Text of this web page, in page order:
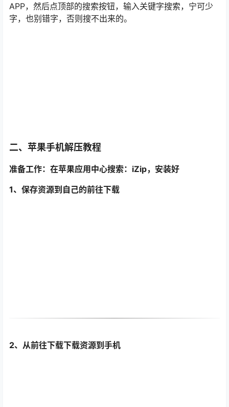
APP，然后点顶部的搜索按钮，输入关键字搜索，宁可少
字，也别错字，否则搜不出来的。
二、苹果手机解压教程
准备工作：在苹果应用中心搜索：iZip，安装好
1、保存资源到自己的前往下载
2、从前往下载下载资源到手机